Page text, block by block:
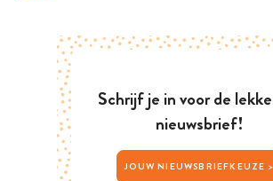
Schrijf je in voor de
nieuwsbrief!
JOUW NIEUWSBRIEFKEUZE >